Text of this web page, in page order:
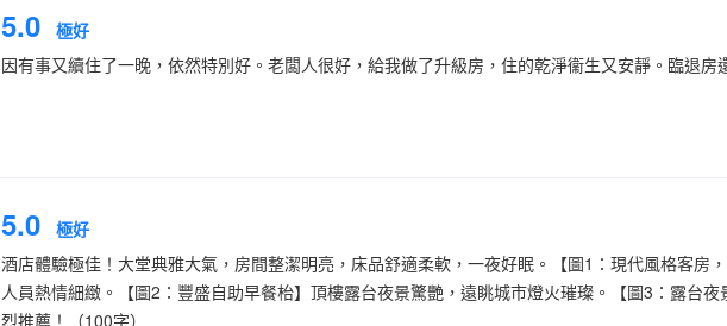
5.0 極好
因有事又續住了一晚，依然特別好。老闆人很好，給我做了升級房，住的乾淨衞生又安靜。臨退
5.0 極好
酒店體驗極佳！大堂典雅大氣，房間整潔明亮，床品舒適柔軟，一夜好眠。【圖1：現代風格客房
人員熱情細緻。【圖2：豐盛自助早餐枱】頂樓露台夜景驚艷，遠眺城市燈火璀璨。【圖3：露台
烈推薦！（100字）